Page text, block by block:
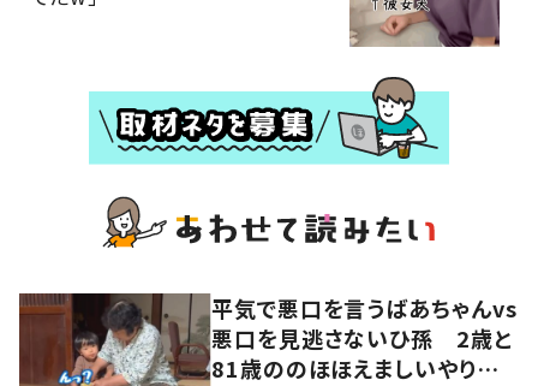
平気で悪口を言うばあちゃんvs
悪口を見逃さないひ孫 2歳と
81歳ののほほえましいやり取り